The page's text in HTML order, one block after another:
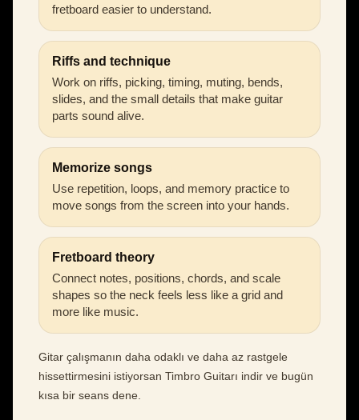
fretboard easier to understand.
Riffs and technique
Work on riffs, picking, timing, muting, bends,
slides, and the small details that make guitar
parts sound alive.
Memorize songs
Use repetition, loops, and memory practice to
move songs from the screen into your hands.
Fretboard theory
Connect notes, positions, chords, and scale
shapes so the neck feels less like a grid and
more like music.
Gitar çalışmanın daha odaklı ve daha az rastgele
hissettirmesini istiyorsan Timbro Guitarı indir ve bugün
kısa bir seans dene.